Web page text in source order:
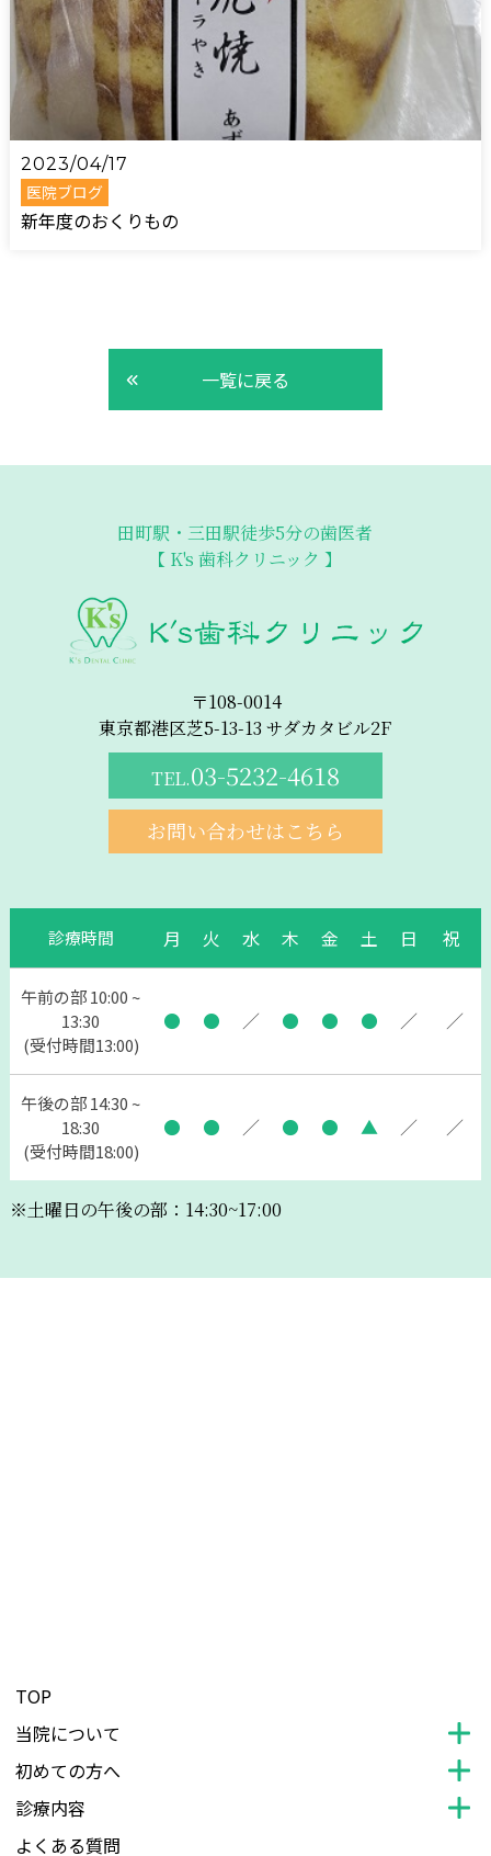
2023/04/17
医院ブログ
新年度のおくりもの
一覧に戻る
田町駅・三田駅徒歩5分の歯医者
【 K's 歯科クリニック 】
〒108-0014
東京都港区芝5-13-13 サダカタビル2F
TEL.03-5232-4618
お問い合わせはこちら
診療時間 月 火 水 木 金 土 日 祝
午前の部 10:00 ~
13:30
(受付時間13:00)
● ● ／ ● ● ● ／ ／
午後の部 14:30 ~
18:30
(受付時間18:00)
● ● ／ ● ● ▲ ／ ／
※土曜日の午後の部：14:30~17:00
TOP
当院について
初めての方へ
診療内容
よくある質問